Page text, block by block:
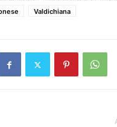
Valdichiana